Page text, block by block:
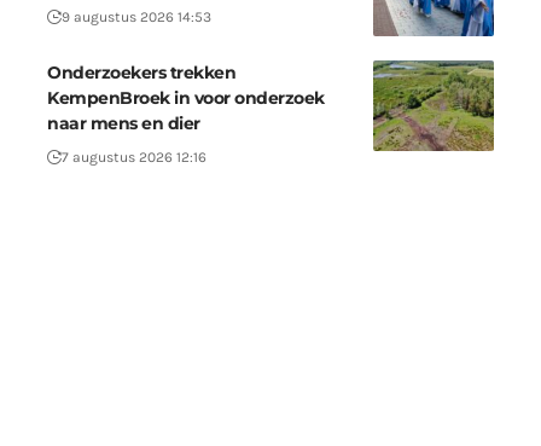
9 augustus 2026 14:53
Onderzoekers trekken
KempenBroek in voor onderzoek
naar mens en dier
7 augustus 2026 12:16